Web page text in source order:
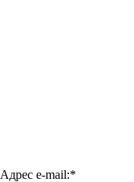
Адрес e-mail:*